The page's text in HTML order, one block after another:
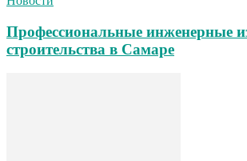
Профессиональные инженерные
строительства в Самаре